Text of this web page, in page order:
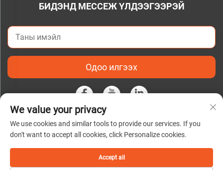
БИДЭНД МЕССЕЖ ҮЛДЭЭГЭЭРЭЙ
Одоо илгээх
Бүх эрхийг хууль ёсоор хадгалж байна 2025 онд Путянь
C&Q Цаасны Компани, ХХК-ийн эзэмшилд |
бодлого
We value your privacy
We use cookies and similar tools to provide our services. If you
don't want to accept all cookies, click Personalize cookies.
Accept all